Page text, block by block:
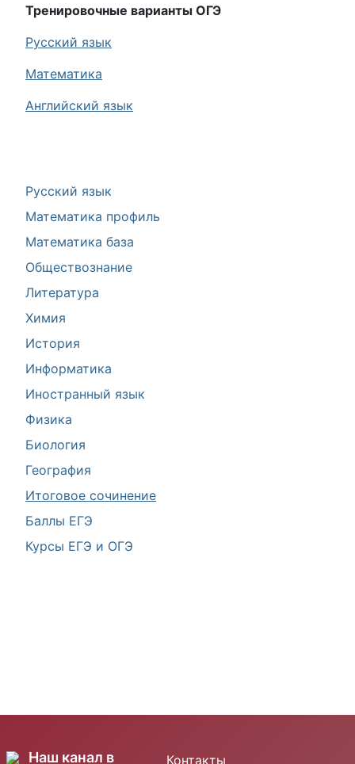
Русский язык
Математика профиль
Математика база
Обществознание
Литература
Химия
История
Информатика
Иностранный язык
Физика
Биология
География
Итоговое сочинение
Баллы ЕГЭ
Курсы ЕГЭ и ОГЭ
Тренировочные варианты ОГЭ
Русский язык
Математика
Английский язык
Наш канал в Контакты